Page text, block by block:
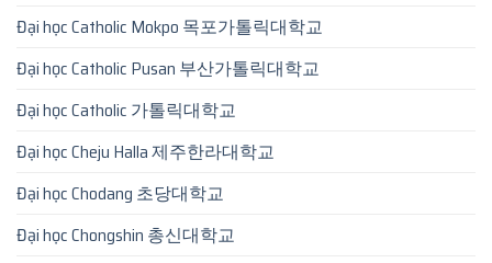
Đại học Catholic Mokpo 목포가톨릭대학교
Đại học Catholic Pusan 부산가톨릭대학교
Đại học Catholic 가톨릭대학교
Đại học Cheju Halla 제주한라대학교
Đại học Chodang 초당대학교
Đại học Chongshin 총신대학교